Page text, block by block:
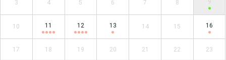
3 4 5 6 7 8 9
10 11 12 13 14 15 16
17 18 19 20 21 22 23